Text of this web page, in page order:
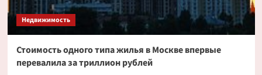
Недвижимость
Стоимость одного типа жилья в Москве впервые
перевалила за триллион рублей